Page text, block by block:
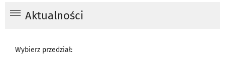
Aktualności
Wybierz przedział: